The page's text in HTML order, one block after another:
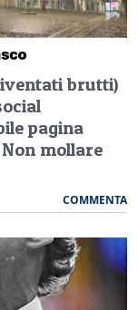
brutti)
pagina
mollare
COMMENTA